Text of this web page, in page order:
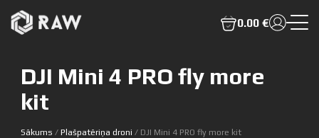
0.00 €
DJI Mini 4 PRO fly more
kit
Sākums /Plašpatēriņa droni / DJI Mini 4 PRO fly more kit